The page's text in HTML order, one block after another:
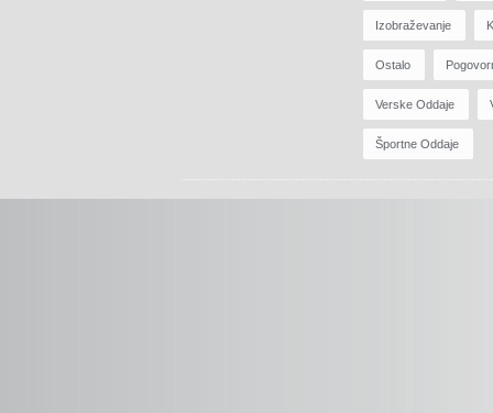
Izobraževanje
Ostalo
Verske Oddaje
Športne Oddaje